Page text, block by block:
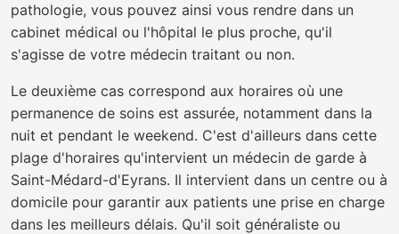
pathologie, vous pouvez ainsi vous rendre dans un
cabinet médical ou l'hôpital le plus proche, qu'il
s'agisse de votre médecin traitant ou non.
Le deuxième cas correspond aux horaires où une
permanence de soins est assurée, notamment dans la
nuit et pendant le weekend. C'est d'ailleurs dans cette
plage d'horaires qu'intervient un médecin de garde à
Saint-Médard-d'Eyrans. Il intervient dans un centre ou à
domicile pour garantir aux patients une prise en charge
dans les meilleurs délais. Qu'il soit généraliste ou